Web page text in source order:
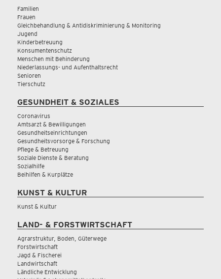
Familien
Frauen
Gleichbehandlung & Antidiskriminierung & Monitoring
Jugend
Kinderbetreuung
Konsumentenschutz
Menschen mit Behinderung
Niederlassungs- und Aufenthaltsrecht
Senioren
Tierschutz
GESUNDHEIT & SOZIALES
Coronavirus
Amtsarzt & Bewilligungen
Gesundheitseinrichtungen
Gesundheitsvorsorge & Forschung
Pflege & Betreuung
Soziale Dienste & Beratung
Sozialhilfe
Beihilfen & Kurplätze
KUNST & KULTUR
Kunst & Kultur
LAND- & FORSTWIRTSCHAFT
Agrarstruktur, Boden, Güterwege
Forstwirtschaft
Jagd & Fischerei
Landwirtschaft
Ländliche Entwicklung